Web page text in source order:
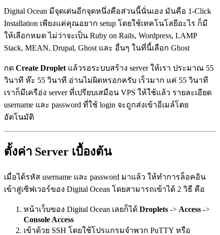
Digital Ocean มีจุดเด่นอีกจุดหนึ่งคือส่วนนี้นั่นเอง มันคือ 1-Click
Installation เพียงแค่คุณอยาก setup โดยใช้เทคโนโลยีอะไร ก็มี
ให้เลือกหมด ไม่ว่าจะเป็น Ruby on Rails, Wordpress, LAMP
Stack, MEAN, Drupal, Ghost และ อื่นๆ ในที่นี้เลือก Ghost
กด Create Droplet แล้วรอระบบสร้าง server ให้เรา ประมาณ 55
วินาที ห๊ะ 55 วินาที อ่านไม่ผิดหรอกครับ เร็วมาก แค่ 55 วินาที
เราก็มีเครือ่ง server ที่เปรียบเสมือน VPS ให้ใช้แล้ว รายละเอียด
username และ password ที่ใช้ login จะถูกส่งเข้าอีเมล์โดย
อัตโนมัติ
ตั้งค่า Server เบื้องต้น
เมื่อได้รหัส username และ password มาแล้ว ให้ทำการล็อคอิน
เข้าสู่เซิฟเวอร์ของ Digital Ocean โดยสามารถเข้าได้ 2 วิธี คือ
หน้าเว็บของ Digital Ocean เลยก็ได้ Droplets -> Access ->
Console Access
เข้าด้วย SSH โดยใช้โปรแกรมจำพวก PuTTY หรือ